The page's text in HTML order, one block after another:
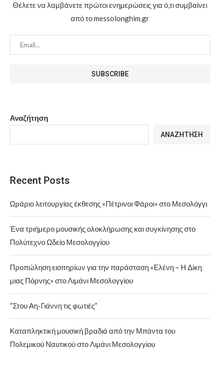
Αναζήτηση
ΑΝΑΖΉΤΗΣΗ
Recent Posts
Ωράριο λειτουργίας έκθεσης «Πέτρινοι Φάροι» στο Μεσολόγγι
Ένα τριήμερο μουσικής ολοκλήρωσης και συγκίνησης στο
Πολύτεχνο Ωδείο Μεσολογγίου
Προπώληση εισιτηρίων για την παράσταση «Ελένη – Η Δίκη
μιας Πόρνης» στο Λιμάνι Μεσολογγίου
“Στου Αη-Γιάννη τις φωτιές”
Καταπληκτική μουσική βραδιά από την Μπάντα του
Πολεμικού Ναυτικού στο Λιμάνι Μεσολογγίου
Θέλετε να λαμβάνετε πρώτοι ενημερώσεις για ό,τι συμβαίνει
από το messolonghim.gr